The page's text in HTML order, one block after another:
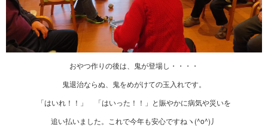
おやつ作りの後は、鬼が登場し・・・・
鬼退治ならぬ、鬼をめがけての玉入れです。
「はいれ！！」 「はいった！！」と賑やかに病気や災いを
追い払いました。これで今年も安心ですねヽ(^o^)丿